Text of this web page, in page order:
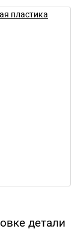
детали